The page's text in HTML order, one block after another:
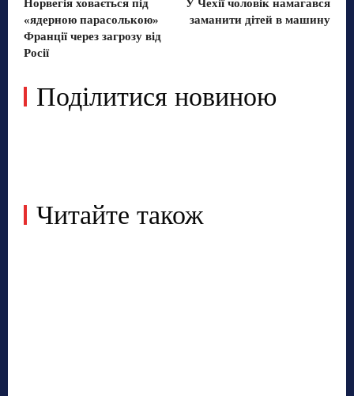
Норвегія ховається під
«ядерною парасолькою»
Франції через загрозу від
Росії
У Чехії чоловік намагався
заманити дітей в машину
Поділитися новиною
Читайте також